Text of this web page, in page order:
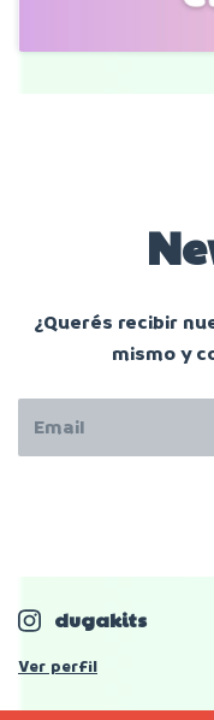
¿Querés recibir
mismo y
dugakits
Ver perfil